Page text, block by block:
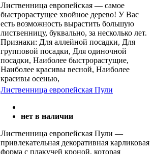
Лиственница европейская — самое
быстрорастущее хвойное дерево! У Вас
есть возможность вырастить большую
лиственницу, буквально, за несколько лет.
Признаки: Для аллейной посадки, Для
групповой посадки, Для одиночной
посадки, Наиболее быстрорастущие,
Наиболее красивы весной, Наиболее
красивы осенью,
Лиственница европейская Пули
нет в наличии
Лиственница европейская Пули —
привлекательная декора­тивная карликовая
форма с пла­кучей кроной, которая